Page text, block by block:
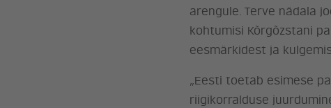
arengule. Terve nädala
kohtumisi Kõrgõzstani
eesmärkidest ja
„Eesti toetab esimese
riigikorralduse